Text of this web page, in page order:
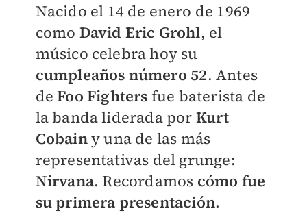
Nacido el 14 de enero de 1969
como David Eric Grohl, el
músico celebra hoy su
cumpleaños número 52. Antes
deFoo Fighters fue baterista de
la banda liderada por Kurt
Cobainy una de las más
representativas del grunge:
Nirvana. Recordamos cómo fue
su primera presentación.